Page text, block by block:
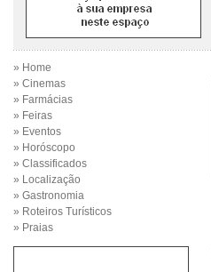
» Home
» Cinemas
» Farmácias
» Feiras
» Eventos
» Horóscopo
» Classificados
» Localização
» Gastronomia
» Roteiros Turísticos
» Praias